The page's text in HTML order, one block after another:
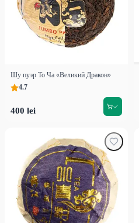
Шу пуэр То Ча «Великий Дракон»
4.7
400 lei